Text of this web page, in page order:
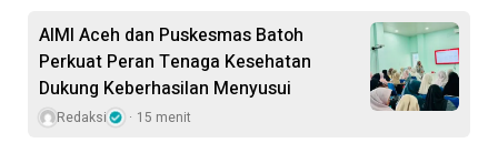
AIMI Aceh dan Puskesmas Batoh
Perkuat Peran Tenaga Kesehatan
Dukung Keberhasilan Menyusui
Redaksi 15 menit